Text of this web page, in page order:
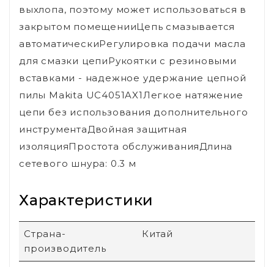
выхлопа, поэтому может использоваться в
закрытом помещенииЦепь смазывается
автоматическиРегулировка подачи масла
для смазки цепиРукоятки с резиновыми
вставками - надежное удержание цепной
пилы Makita UC4051AX1Легкое натяжение
цепи без использования дополнительного
инструментаДвойная защитная
изоляцияПростота обслуживанияДлина
сетевого шнура: 0.3 м
Характеристики
Страна-
производитель
Китай